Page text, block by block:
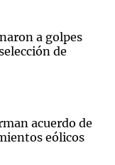
a golpes
de
acuerdo de
eólicos